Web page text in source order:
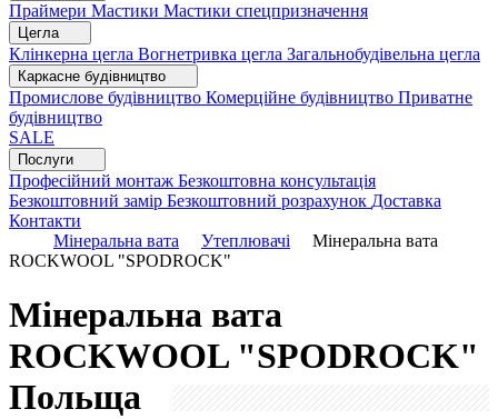
Праймери Мастики Мастики спецпризначення
Цегла
Клінкерна цегла Вогнетривка цегла Загальнобудівельна цегла
Каркасне будівництво
Промислове будівництво Комерційне будівництво Приватне
будівництво
SALE
Послуги
Професійний монтаж Безкоштовна консультація
Безкоштовний замір Безкоштовний розрахунок Доставка
Контакти
Мінеральна вата
Утеплювачі
Мінеральна вата
ROCKWOOL "SPODROCK"
Мінеральна вата
ROCKWOOL "SPODROCK"
Польща